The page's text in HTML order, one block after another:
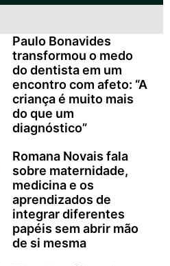
Paulo Bonavides
transformou o medo
do dentista em um
encontro com afeto: “A
criança é muito mais
do que um
diagnóstico”
Romana Novais fala
sobre maternidade,
medicina e os
aprendizados de
integrar diferentes
papéis sem abrir mão
de si mesma